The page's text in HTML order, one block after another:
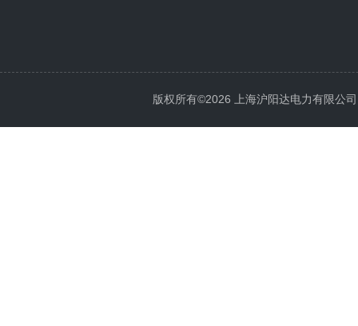
版权所有©2026 上海沪阳达电力有限公